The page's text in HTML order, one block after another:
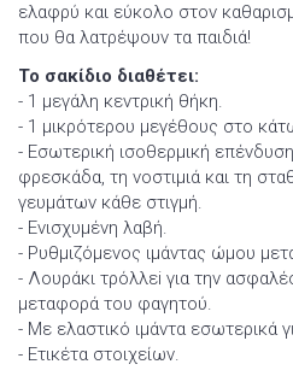
ελαφρύ και εύκολο στον
που θα λατρέψουν τα παιδιά!
Το σακίδιο διαθέτει:
- 1 μεγάλη κεντρική θήκη.
- 1 μικρότερου μεγέθους στο
- Εσωτερική ισοθερμική επένδυση
φρεσκάδα, τη νοστιμιά και τη
γευμάτων κάθε στιγμή.
- Ενισχυμένη λαβή.
- Ρυθμιζόμενος ιμάντας ώμου
- Λουράκι τρόλλεi για την
μεταφορά του φαγητού.
- Με ελαστικό ιμάντα εσωτερικά
- Ετικέτα στοιχείων.